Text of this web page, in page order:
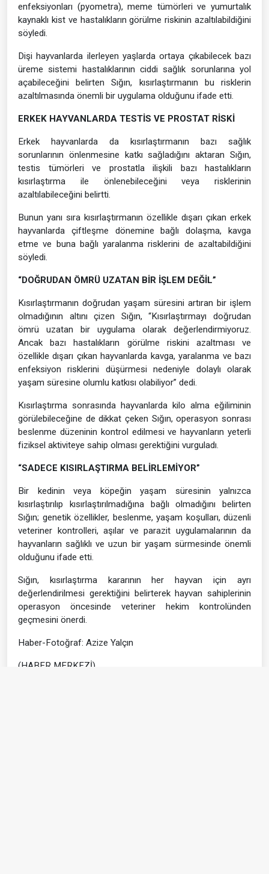
enfeksiyonları (pyometra), meme tümörleri ve yumurtalık
kaynaklı kist ve hastalıkların görülme riskinin azaltılabildiğini
söyledi.
Dişi hayvanlarda ilerleyen yaşlarda ortaya çıkabilecek bazı
üreme sistemi hastalıklarının ciddi sağlık sorunlarına yol
açabileceğini belirten Sığın, kısırlaştırmanın bu risklerin
azaltılmasında önemli bir uygulama olduğunu ifade etti.
ERKEK HAYVANLARDA TESTİS VE PROSTAT RİSKİ
Erkek hayvanlarda da kısırlaştırmanın bazı sağlık
sorunlarının önlenmesine katkı sağladığını aktaran Sığın,
testis tümörleri ve prostatla ilişkili bazı hastalıkların
kısırlaştırma ile önlenebileceğini veya risklerinin
azaltılabileceğini belirtti.
Bunun yanı sıra kısırlaştırmanın özellikle dışarı çıkan erkek
hayvanlarda çiftleşme dönemine bağlı dolaşma, kavga
etme ve buna bağlı yaralanma risklerini de azaltabildiğini
söyledi.
“DOĞRUDAN ÖMRÜ UZATAN BİR İŞLEM DEĞİL”
Kısırlaştırmanın doğrudan yaşam süresini artıran bir işlem
olmadığının altını çizen Sığın, “Kısırlaştırmayı doğrudan
ömrü uzatan bir uygulama olarak değerlendirmiyoruz.
Ancak bazı hastalıkların görülme riskini azaltması ve
özellikle dışarı çıkan hayvanlarda kavga, yaralanma ve bazı
enfeksiyon risklerini düşürmesi nedeniyle dolaylı olarak
yaşam süresine olumlu katkısı olabiliyor” dedi.
Kısırlaştırma sonrasında hayvanlarda kilo alma eğiliminin
görülebileceğine de dikkat çeken Sığın, operasyon sonrası
beslenme düzeninin kontrol edilmesi ve hayvanların yeterli
fiziksel aktiviteye sahip olması gerektiğini vurguladı.
“SADECE KISIRLAŞTIRMA BELİRLEMİYOR”
Bir kedinin veya köpeğin yaşam süresinin yalnızca
kısırlaştırılıp kısırlaştırılmadığına bağlı olmadığını belirten
Sığın; genetik özellikler, beslenme, yaşam koşulları, düzenli
veteriner kontrolleri, aşılar ve parazit uygulamalarının da
hayvanların sağlıklı ve uzun bir yaşam sürmesinde önemli
olduğunu ifade etti.
Sığın, kısırlaştırma kararının her hayvan için ayrı
değerlendirilmesi gerektiğini belirterek hayvan sahiplerinin
operasyon öncesinde veteriner hekim kontrolünden
geçmesini önerdi.
Haber-Fotoğraf: Azize Yalçın
(HABER MERKEZİ)